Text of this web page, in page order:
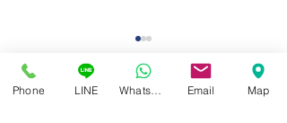
Phone LINE Email Map